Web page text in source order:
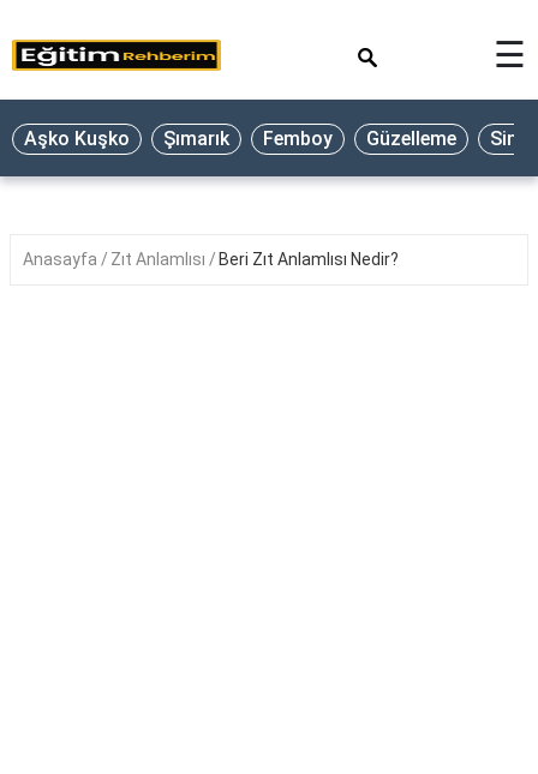
☰
Aşko Kuşko Şımarık Femboy Güzelleme
Anasayfa Zıt Anlamlısı Beri Zıt Anlamlısı Nedir?